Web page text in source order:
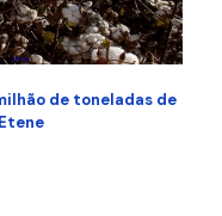
de toneladas de